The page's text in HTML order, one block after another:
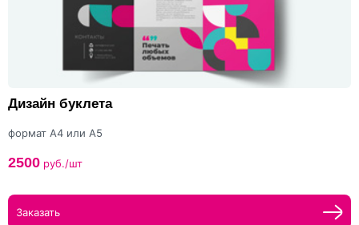
Дизайн буклета
формат А4 или А5
2500 руб./шт
Заказать